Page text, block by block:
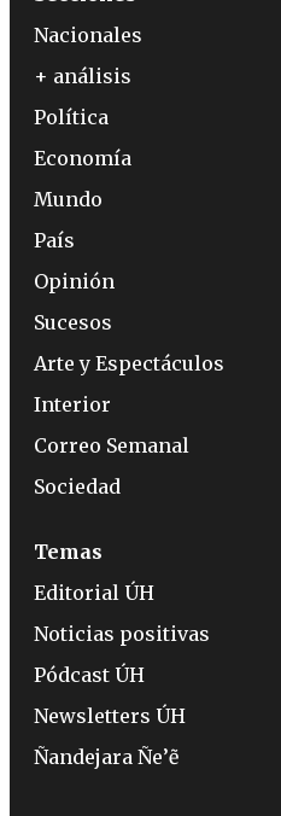
Nacionales
+ análisis
Política
Economía
Mundo
País
Opinión
Sucesos
Arte y Espectáculos
Interior
Correo Semanal
Sociedad
Temas
Editorial ÚH
Noticias positivas
Pódcast ÚH
Newsletters ÚH
Ñandejara Ñe’ẽ